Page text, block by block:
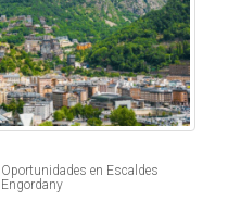
Oportunidades en Escaldes
Engordany